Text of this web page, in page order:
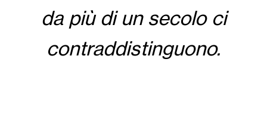
da più di un secolo ci
contraddistinguono.